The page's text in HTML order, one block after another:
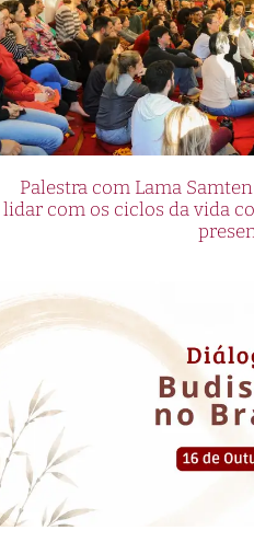
Palestra com Lama
lidar com os ciclos da vida